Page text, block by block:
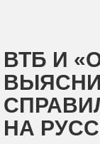
ВТБ И
НА